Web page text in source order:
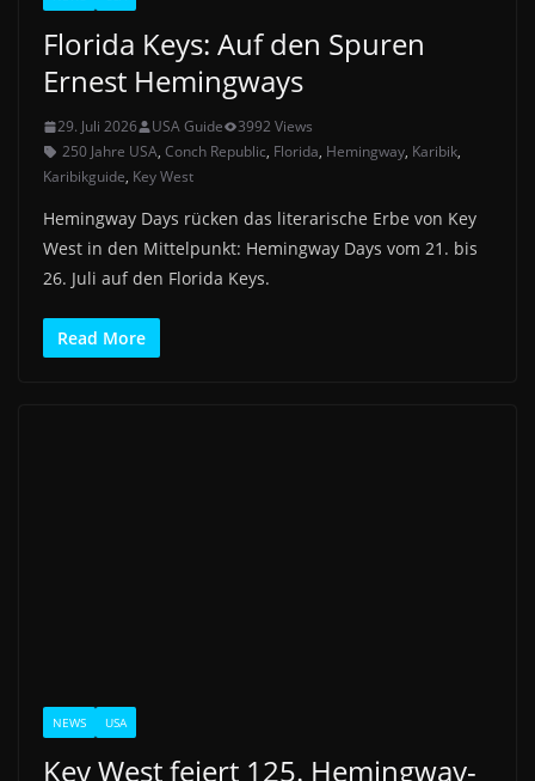
Florida Keys: Auf den Spuren
Ernest Hemingways
29. Juli 2026 USA Guide
3992 Views
250 Jahre USA, Conch Republic, Florida, Hemingway, Karibik,
Karibikguide, Key West
Hemingway Days rücken das literarische Erbe von Key
West in den Mittelpunkt: Hemingway Days vom 21. bis
26. Juli auf den Florida Keys.
Read More
NEWS USA
Key West feiert 125. Hemingway-